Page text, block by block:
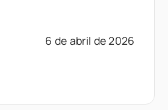
6 de abril de 2026